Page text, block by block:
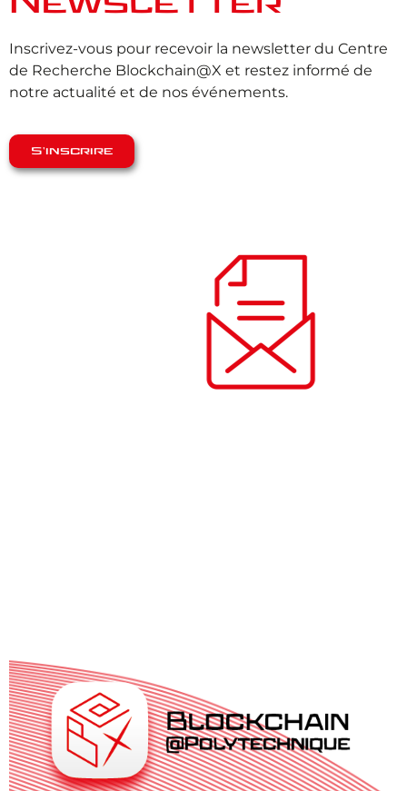
Inscrivez-vous pour recevoir la newsletter du Centre
de Recherche Blockchain@X et restez informé de
notre actualité et de nos événements.
S'inscrire